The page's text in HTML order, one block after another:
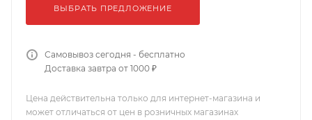
ВЫБРАТЬ ПРЕДЛОЖЕНИЕ
Самовывоз сегодня - бесплатно
Доставка завтра от 1000 ₽
Цена действительна только для интернет-магазина и
может отличаться от цен в розничных магазинах